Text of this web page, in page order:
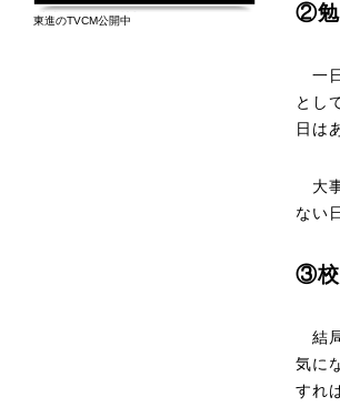
②勉
一
とし
日は
大
ない
③校
結
気に
すれ
東進のTVCM公開中